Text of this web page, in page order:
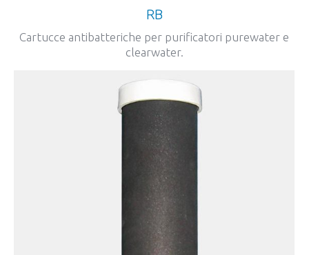
RB
Cartucce antibatteriche per purificatori purewater e
clearwater.